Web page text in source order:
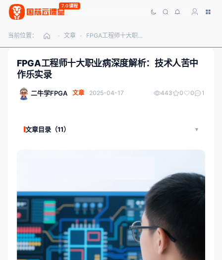
7.0课程
当前位置： - 文章 - FPGA工程师十大职业病深度解析：技术人苦中作乐实录
FPGA工程师十大职业病深度解析：技术人苦中
作乐实录
二牛学FPGA 文章 2025-04-17 443 0 0 1
文章目录（11）